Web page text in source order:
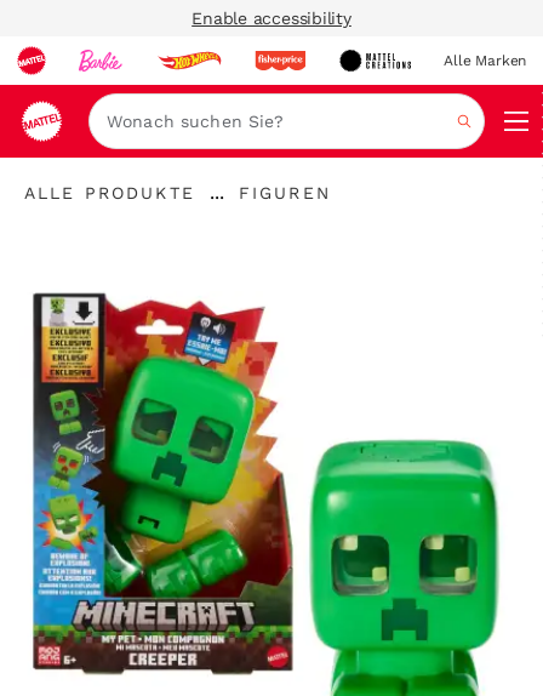
Enable accessibility
Alle Marken
Suche
"Alle
ALLE PRODUKTE
...
"FIGUREN